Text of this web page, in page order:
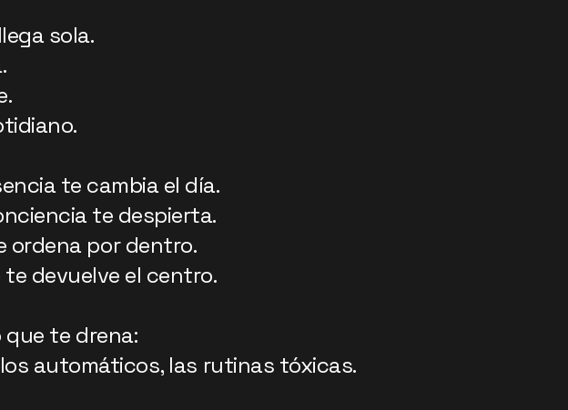
sola.
te cambia el día.
te despierta.
ordena por dentro.
devuelve el centro.
te drena:
automáticos, las rutinas tóxicas.